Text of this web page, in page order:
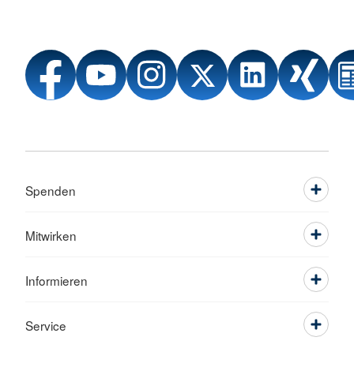
Spenden
Mitwirken
Informieren
Service